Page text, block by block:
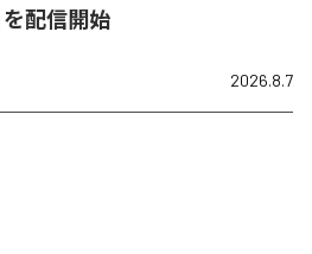
を配信開始
2026.8.7